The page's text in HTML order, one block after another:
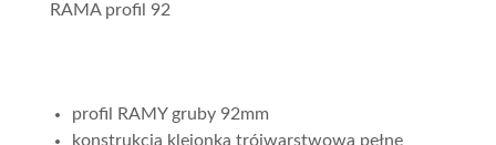
RAMA profil 92
profil RAMY gruby 92mm
konstrukcja klejonka trójwarstwowa pełne